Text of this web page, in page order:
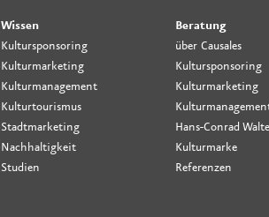
Wissen
Kultursponsoring
Kulturmarketing
Kulturmanagement
Kulturtourismus
Stadtmarketing
Nachhaltigkeit
Studien
Beratung
über Causales
Kultursponsoring
Kulturmarketing
Hans-Conrad
Kulturmarke
Referenzen